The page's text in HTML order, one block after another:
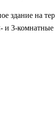
здание на
и 3-